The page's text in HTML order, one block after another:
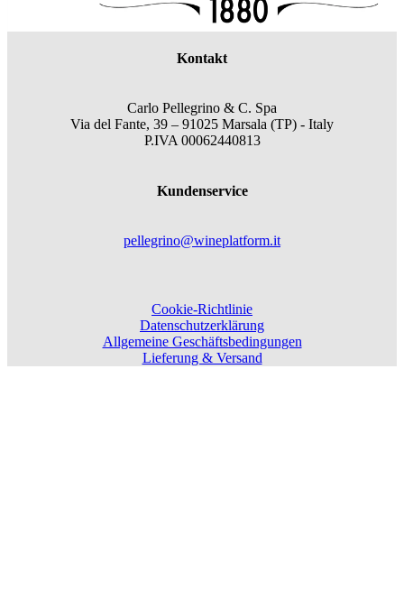
Kontakt
Carlo Pellegrino & C. Spa
Via del Fante, 39 – 91025 Marsala (TP) - Italy
P.IVA 00062440813
Kundenservice
pellegrino@wineplatform.it
Cookie-Richtlinie
Datenschutzerklärung
Allgemeine Geschäftsbedingungen
Lieferung & Versand